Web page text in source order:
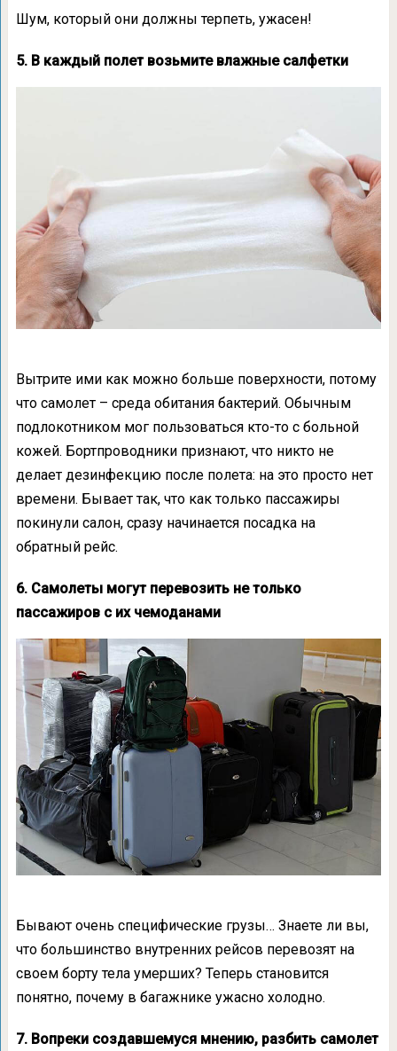
Шум, который они должны терпеть, ужасен!
5. В каждый полет возьмите влажные салфетки
Вытрите ими как можно больше поверхности, потому
что самолет – среда обитания бактерий. Обычным
подлокотником мог пользоваться кто-то с больной
кожей. Бортпроводники признают, что никто не
делает дезинфекцию после полета: на это просто нет
времени. Бывает так, что как только пассажиры
покинули салон, сразу начинается посадка на
обратный рейс.
6. Самолеты могут перевозить не только
пассажиров с их чемоданами
Бывают очень специфические грузы… Знаете ли вы,
что большинство внутренних рейсов перевозят на
своем борту тела умерших? Теперь становится
понятно, почему в багажнике ужасно холодно.
7. Вопреки создавшемуся мнению, разбить самолет